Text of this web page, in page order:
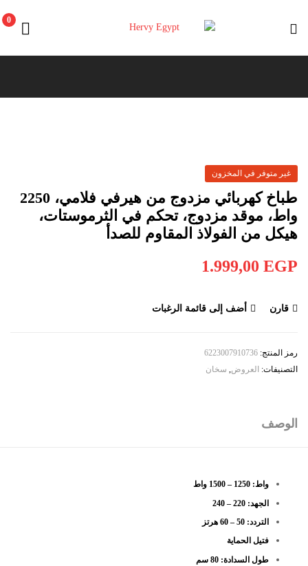
Hervy
0
غير متوفر في المخزون
طباخ كهربائي مزدوج من هيرفي فلامي، 2250
واط، موقد مزدوج، تحكم في الثرموستات،
هيكل من الفولاذ المقاوم للصدأ
1.999,00 EGP
قارن أضف إلى قائمة الرغبات
رمز المنتج: 6223007910736
التصنيفات: العروض, سخان
الوصف
واط: 1250 – 1500 واط
الجهد: 220 – 240
التردد: 50 – 60 هرتز
فتيل الحماية
طول السدادة: 80 سم